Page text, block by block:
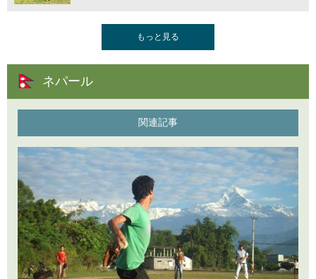
2025年12月11日
静かに積み上がる未来
ネパールの混乱と国交70周年記念大会について
2025年9月10日
在日ネパール人とのスポーツによる共創
2025年7月7日
オリンピックデー
2025年4月14日
もっと見る
ネパール
関連記事